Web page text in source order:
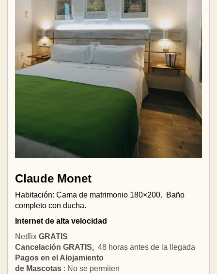
Claude Monet
Habitación: Cama de matrimonio 180×200.
Baño
completo con ducha.
Internet de alta velocidad
Netflix GRATIS
Cancelación GRATIS, 48 horas antes de la llegada
Pagos en el Alojamiento
de Mascotas : No se permiten